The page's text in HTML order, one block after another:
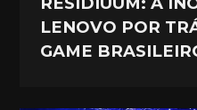
LENOVO POR
GAME